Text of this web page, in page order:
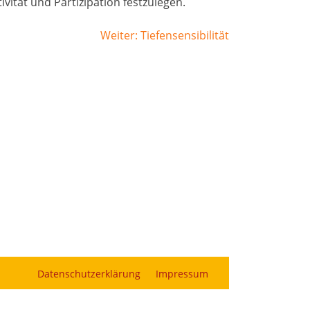
Weiter: Tiefensensibilität
Datenschutzerklärung Impressum